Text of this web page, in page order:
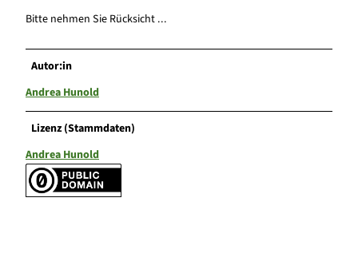
Bitte nehmen Sie Rücksicht ...
Autor:in
Andrea Hunold
Lizenz (Stammdaten)
Andrea Hunold